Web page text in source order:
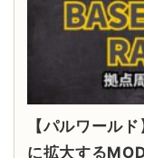
【パルワール
に拡大する